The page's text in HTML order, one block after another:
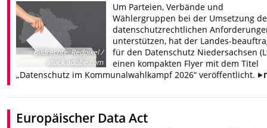
Bildrechte:Redpixel /
stock.adobe.com
Um Parteien, Verbände und
Wählergruppen bei der Umsetzung
datenschutzrechtlichen
unterstützen, hat der Landes-
für den Datenschutz Niedersachsen
einen kompakten Flyer mit dem Titel
„Datenschutz im Kommunalwahlkampf 2026“ veröffentlicht.
Europäischer Data Act